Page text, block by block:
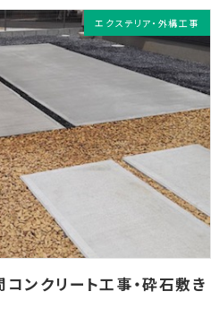
エクステリア・外構工事
ンクリート工事・砕石敷き